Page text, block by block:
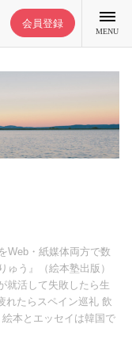
会員登録
MENU
Web・紙媒体両方で数
ゅう』（絵本塾出版）
就活して失敗したら生
れたらスペイン巡礼 飲
本とエッセイは韓国で